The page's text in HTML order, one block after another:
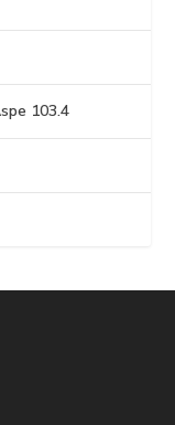
103.4